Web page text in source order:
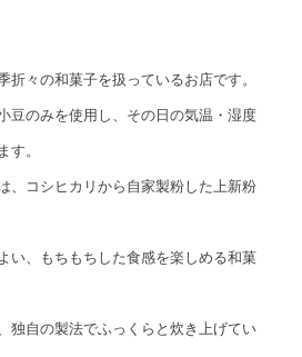
折々の和菓子を扱っているお店です。
豆のみを使用し、その日の気温・湿度
す。
、コシヒカリから自家製粉した上新粉
い、もちもちした食感を楽しめる和菓
独自の製法でふっくらと炊き上げてい